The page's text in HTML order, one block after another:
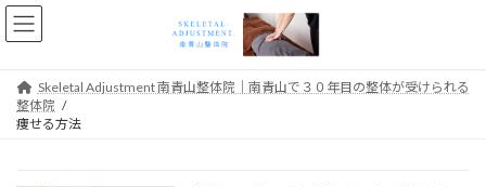
コ
ン
ナ
ビ
Skeletal Adjustment 南青山整体院｜南青山で３０年目の整体が受けられる
整体院
痩せる方法